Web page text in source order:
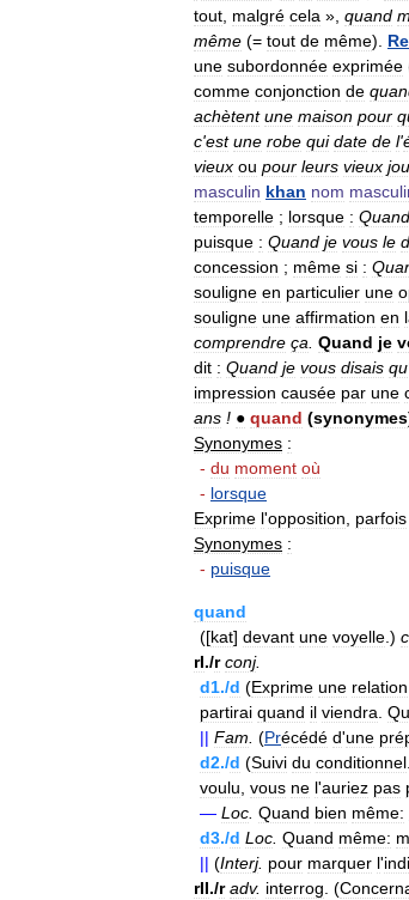
tout, malgré cela », quand
même (= tout de même).
une subordonnée exprimée
comme conjonction de
achètent une maison pour
c'est une robe qui date de l'
vieux ou pour leurs vieux
masculin khan nom
temporelle ; lorsque : Quand
puisque : Quand je vous le
concession ; même si :
souligne en particulier une
souligne une affirmation en
comprendre ça. Quand je
dit : Quand je vous disais qu
impression causée par une
ans ! ● quand (synonymes
Synonymes :
- du moment où
- lorsque
Exprime l'opposition, parfois
Synonymes :
- puisque
quand
([kat] devant une voyelle.)
rI./r conj.
d1./d (Exprime une relation
partirai quand il viendra.
|| Fam. (Précédé d'une
d2./d (Suivi du conditionnel
voulu, vous ne l'auriez pas
— Loc. Quand bien même:
d3./d Loc. Quand même:
|| (Interj. pour marquer l'
rII./r adv. interrog. (